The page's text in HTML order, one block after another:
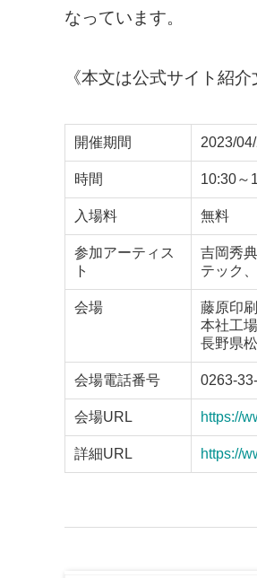
なっています。
《本文は公式サイト紹
開催期間 2023/
時間 10:30～
入場料 無料
参加アーティス
ト
吉岡秀
テック
会場
藤原印刷
本社工
長野県
会場電話番号 0263-
会場URL https://
詳細URL https://